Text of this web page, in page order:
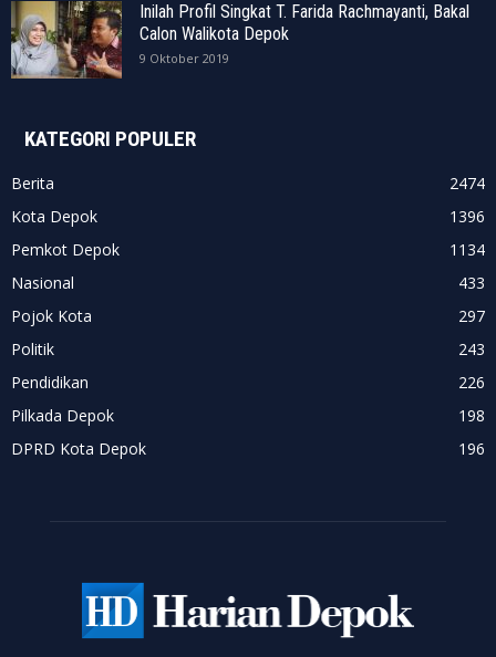
Inilah Profil Singkat T. Farida Rachmayanti, Bakal
Calon Walikota Depok
9 Oktober 2019
KATEGORI POPULER
Berita
2474
Kota Depok
1396
Pemkot Depok
1134
Nasional
433
Pojok Kota
297
Politik
243
Pendidikan
226
Pilkada Depok
198
DPRD Kota Depok
196